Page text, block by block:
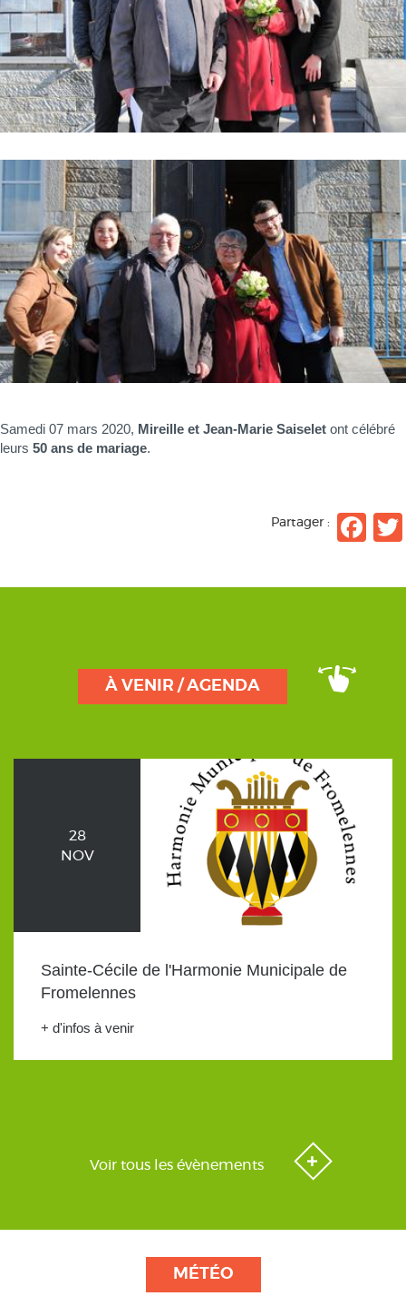
Samedi 07 mars 2020, Mireille et Jean-Marie Saiselet ont célébré
leurs 50 ans de mariage.
Partager :
À VENIR / AGENDA
28
NOV
Sainte-Cécile de l'Harmonie Municipale de
Fromelennes
+ d'infos à venir
Voir tous les évènements
MÉTÉO